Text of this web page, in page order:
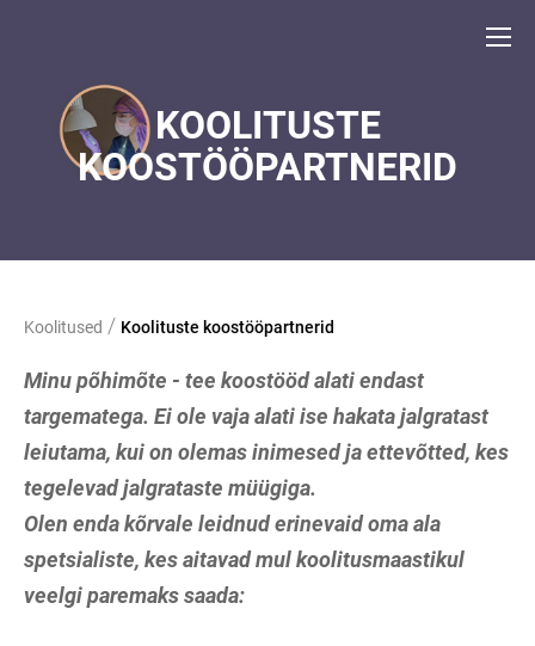
KOOLITUSTE
KOOSTÖÖPARTNERID
Koolitused / Koolituste koostööpartnerid
Minu põhimõte - tee koostööd alati endast
targematega. Ei ole vaja alati ise hakata jalgratast
leiutama, kui on olemas inimesed ja ettevõtted, kes
tegelevad jalgrataste müügiga.
Olen enda kõrvale leidnud erinevaid oma ala
spetsialiste, kes aitavad mul koolitusmaastikul
veelgi paremaks saada: